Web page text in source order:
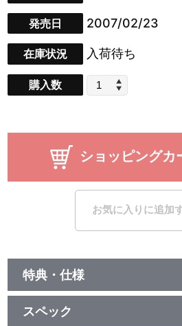
発売日 2007/02/23
在庫状況 入荷待ち
購入数
ショッピングカ
お気に入りに追加
特典・仕様
映像特典
メビウスひみつファイル③（静止画）
スペック